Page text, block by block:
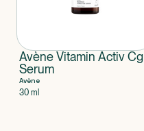
Avène Vitamin Activ Cg
Serum
Avène
30 ml